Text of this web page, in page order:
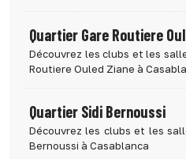
Quartier Gare Routiere
Découvrez les clubs et les
Routiere Ouled Ziane à
Quartier Sidi Bernoussi
Découvrez les clubs et les
Bernoussi à Casablanca